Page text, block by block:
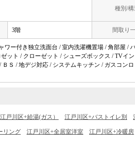
種別/構
3階 間取り
ー付き独立洗面台 / 室内洗濯機置場 / 角部屋 /
ット / クローゼット / シューズボックス / TVイ
Ｓ / 地デジ対応 / システムキッチン / ガスコン
江戸川区+給湯(ガス） 江戸川区+バストイレ別
リング 江戸川区+全居室洋室 江戸川区+冷暖房